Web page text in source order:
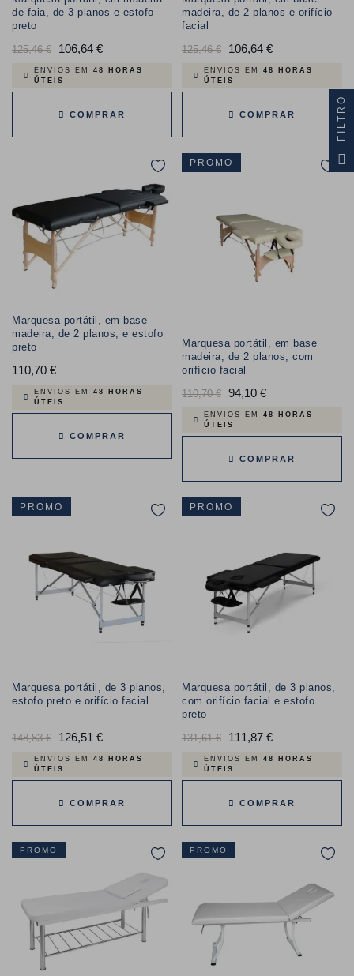
de faia, de 3 planos e estofo
preto
Preço
normal
125,46 € 106,64 €Preço
ENVIOS EM 48 HORAS
ÚTEIS
COMPRAR
madeira, de 2 planos e orifício
facial
Preço
normal
125,46 € 106,64 €Preço
ENVIOS EM 48 HORAS
ÚTEIS
COMPRAR
Marquesa portátil, em base
madeira, de 2 planos, e estofo
preto
110,70 €Preço
ENVIOS EM 48 HORAS
ÚTEIS
COMPRAR
PROMO
Marquesa portátil, em base
madeira, de 2 planos, com
orifício facial
Preço
normal
110,70 € 94,10 €Preço
ENVIOS EM 48 HORAS
ÚTEIS
COMPRAR
PROMO
Marquesa portátil, de 3 planos,
estofo preto e orifício facial
Preço
normal
148,83 € 126,51 €Preço
ENVIOS EM 48 HORAS
ÚTEIS
COMPRAR
PROMO
Marquesa portátil, de 3 planos,
com orifício facial e estofo
preto
Preço
normal
131,61 € 111,87 €Preço
ENVIOS EM 48 HORAS
ÚTEIS
COMPRAR
PROMO PROMO
FILTRO